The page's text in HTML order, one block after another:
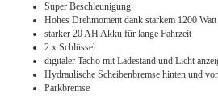
Super Beschleunigung
Hohes Drehmoment dank starkem 1200
starker 20 AH Akku für lange Fahrzeit
2 x Schlüssel
digitaler Tacho mit Ladestand und Licht
Hydraulische Scheibenbremse hinten und
Parkbremse